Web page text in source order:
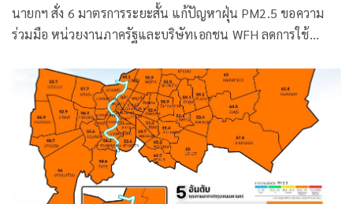
นายกฯ สั่ง 6 มาตรการระยะสั้น แก้ปัญหาฝุ่น PM2.5 ขอความ
ร่วมมือ หน่วยงานภาครัฐและบริษัทเอกชน WFH ลดการใช้
การเผาถูกดำเนินคดี